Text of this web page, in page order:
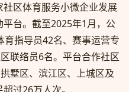
区体育服务小微企业发展
台。截至2025年1月，公
指导员42名、赛事运营专
联络员6名。平台合作社区
墅区、滨江区、上城区及